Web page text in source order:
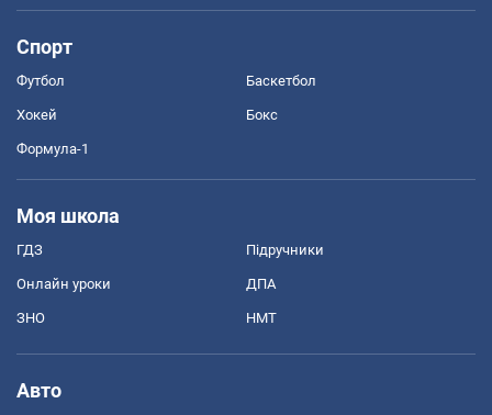
Спорт
Футбол Баскетбол
Хокей Бокс
Формула-1
Моя школа
ГДЗ Підручники
Онлайн уроки ДПА
ЗНО НМТ
Авто